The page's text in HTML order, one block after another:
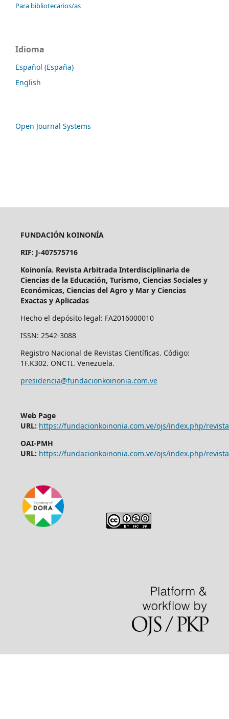
Para bibliotecarios/as
Idioma
Español (España)
English
Open Journal Systems
FUNDACIÓN kOINONÍA
RIF: J-407575716
Koinonía. Revista Arbitrada Interdisciplinaria de
Ciencias de la Educación, Turismo, Ciencias Sociales y
Económicas, Ciencias del Agro y Mar y Ciencias
Exactas y Aplicadas
Hecho el depósito legal: FA2016000010
ISSN: 2542-3088
Registro Nacional de Revistas Científicas. Código:
1F.K302. ONCTI. Venezuela.
presidencia@fundacionkoinonia.com.ve
Web Page
URL: https://fundacionkoinonia.com.ve/ojs/index.php/
OAI-PMH
URL: https://fundacionkoinonia.com.ve/ojs/index.php/